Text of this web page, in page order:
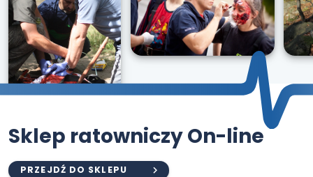
Sklep ratowniczy On-line
PRZEJDŹ DO SKLEPU